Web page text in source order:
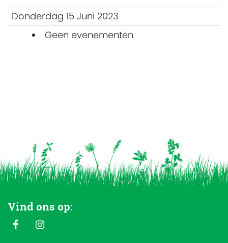
Donderdag 15 Juni 2023
Geen evenementen
Vind ons op: